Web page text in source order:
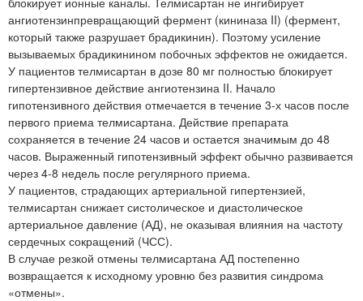
ангиотензинпревращающий фермент (кининаза II) (фермент,
который также разрушает брадикинин). Поэтому усиление
вызываемых брадикинином побочных эффектов не ожидается.
У пациентов телмисартан в дозе 80 мг полностью блокирует
гипертензивное действие ангиотензина II. Начало
гипотензивного действия отмечается в течение 3-х часов после
первого приема телмисартана. Действие препарата
сохраняется в течение 24 часов и остается значимым до 48
часов. Выраженный гипотензивный эффект обычно развивается
через 4-8 недель после регулярного приема.
У пациентов, страдающих артериальной гипертензией,
телмисартан снижает систолическое и диастолическое
артериальное давление (АД), не оказывая влияния на частоту
сердечных сокращений (ЧСС).
В случае резкой отмены телмисартана АД постепенно
возвращается к исходному уровню без развития синдрома
«отмены».